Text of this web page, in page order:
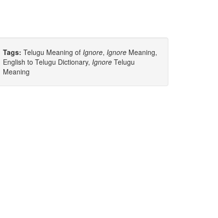
Tags: Telugu Meaning of Ignore, Ignore Meaning,
English to Telugu Dictionary, Ignore Telugu
Meaning